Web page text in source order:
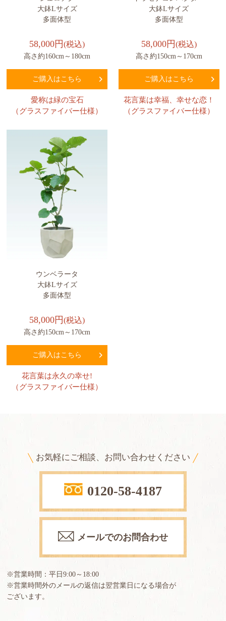
大鉢Lサイズ
多面体型
58,000円(税込)
高さ約160cm～180cm
ご購入はこちら
愛称は緑の宝石
（グラスファイバー仕様）
大鉢Lサイズ
多面体型
58,000円(税込)
高さ約150cm～170cm
ご購入はこちら
花言葉は幸福、幸せな恋！
（グラスファイバー仕様）
ウンベラータ
大鉢Lサイズ
多面体型
58,000円(税込)
高さ約150cm～170cm
ご購入はこちら
花言葉は永久の幸せ!
（グラスファイバー仕様）
お気軽にご相談、お問い合わせください
0120-58-4187
メールでのお問合わせ
※営業時間：平日9:00～18:00
※営業時間外のメールの返信は翌営業日になる場合が
ございます。